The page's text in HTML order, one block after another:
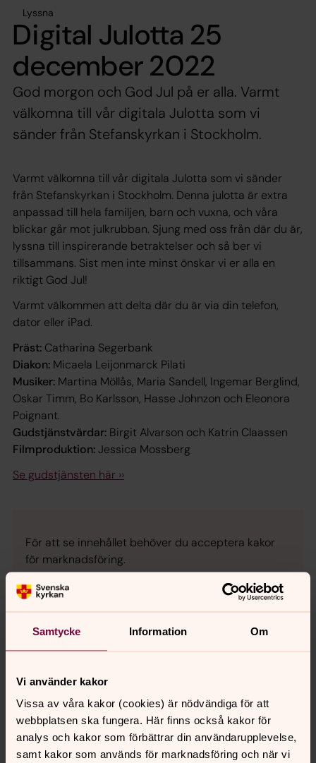
Samtycke Information Om
Vi använder kakor
Vissa av våra kakor (cookies) är nödvändiga för att
webbplatsen ska fungera. Här finns också kakor för
analys och kakor som förbättrar din användarupplevelse,
samt kakor som används för marknadsföring och när vi
Lyssna
Digital Julotta 25
december 2022
God morgon och God Jul på er alla. Varmt
välkomna till vår digitala Julotta som vi
sänder från Stefanskyrkan i Stockholm.
Varmt välkomna till vår digitala Julotta som vi sänder
från Stefanskyrkan i Stockholm. Denna julotta är extra
anpassad till hela familjen, barn och vuxna, och våra
blickar går mot julkrubban. Sjung med oss från där du är,
lyssna till inspirerande betraktelser och så ber vi
tillsammans. Sist men inte minst önskar vi er alla en
riktigt God Jul!
Varmt välkommen att delta där du är via din telefon,
dator eller iPad.
Präst: Catharina Segerbank
Diakon: Micaela Leijonmarck Pilati
Musiker: Martina Möllås, Maria Sandell, Ingemar Berglind,
Oskar Timm, Bo Karlsson, Hasse Johnzon och Eleonora
Poignant.
Gudstjänstvärdar: Birgit Alvarson och Katrin Claassen
Filmproduktion:Jessica Mossberg
Se gudstjänsten här ››
För att se innehållet behöver du acceptera kakor
för marknadsföring.
Se videon på YouTube i stället.
Ändra inställningar
Digitala gudstjänster, andakter och
musikstycken
För dig som inte har möjlighet att komma till kyrkan finns
här en mängd gudstjänster och andakter att ta del av, i